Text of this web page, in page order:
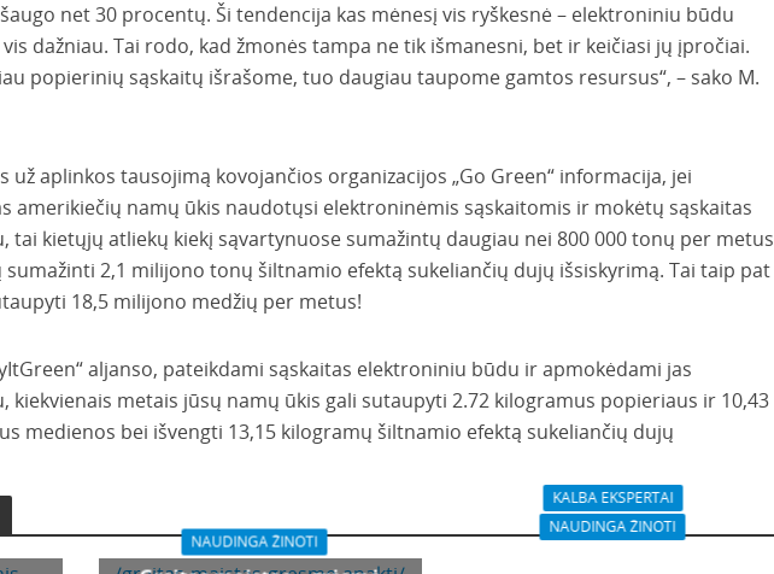
net 30 procentų. Ši tendencija kas mėnesį vis ryškesnė – elektroniniu būdu
dažniau. Tai rodo, kad žmonės tampa ne tik išmanesni, bet ir keičiasi jų įpročiai.
popierinių sąskaitų išrašome, tuo daugiau taupome gamtos resursus“, – sako M.
už aplinkos tausojimą kovojančios organizacijos „Go Green“ informacija, jei
amerikiečių namų ūkis naudotųsi elektroninėmis sąskaitomis ir mokėtų sąskaitas
tai kietųjų atliekų kiekį sąvartynuose sumažintų daugiau nei 800 000 tonų per metus
sumažinti 2,1 milijono tonų šiltnamio efektą sukeliančių dujų išsiskyrimą. Tai taip pat
18,5 milijono medžių per metus!
aljanso, pateikdami sąskaitas elektroniniu būdu ir apmokėdami jas
kiekvienais metais jūsų namų ūkis gali sutaupyti 2.72 kilogramus popieriaus ir 10,43
medienos bei išvengti 13,15 kilogramų šiltnamio efektą sukeliančių dujų
NAUDINGA ŽINOTI
KALBA EKSPERTAI
NAUDINGA ŽINOTI